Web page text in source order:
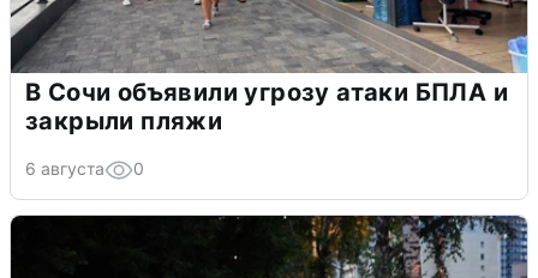
В Сочи объявили угрозу атаки БПЛА и
закрыли пляжи
6 августа 0